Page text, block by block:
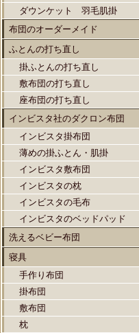
ダウンケット 羽毛肌掛
布団のオーダーメイド
ふとんの打ち直し
掛ふとんの打ち直し
敷布団の打ち直し
座布団の打ち直し
インビスタ社のダクロン布団
インビスタ掛布団
薄めの掛ふとん・肌掛
インビスタ敷布団
インビスタの枕
インビスタの毛布
インビスタのベッドパッド
洗えるベビー布団
寝具
手作り布団
掛布団
敷布団
枕